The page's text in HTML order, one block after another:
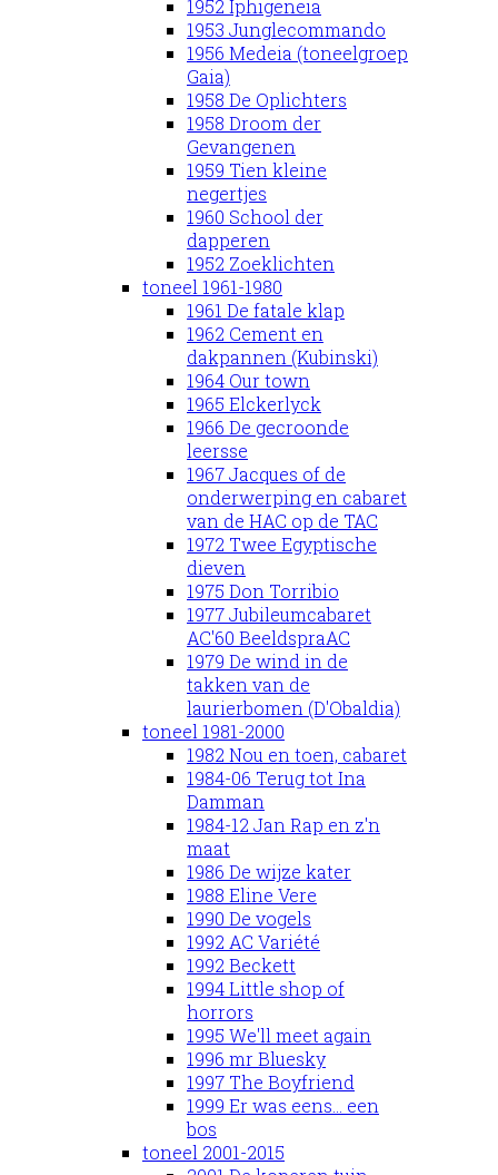
1952 Iphigeneia
1953 Junglecommando
1956 Medeia (toneelgroep
Gaia)
1958 De Oplichters
1958 Droom der
Gevangenen
1959 Tien kleine
negertjes
1960 School der
dapperen
1952 Zoeklichten
toneel 1961-1980
1961 De fatale klap
1962 Cement en
dakpannen (Kubinski)
1964 Our town
1965 Elckerlyck
1966 De gecroonde
leersse
1967 Jacques of de
onderwerping en cabaret
van de HAC op de TAC
1972 Twee Egyptische
dieven
1975 Don Torribio
1977 Jubileumcabaret
AC'60 BeeldspraAC
1979 De wind in de
takken van de
laurierbomen (D'Obaldia)
toneel 1981-2000
1982 Nou en toen, cabaret
1984-06 Terug tot Ina
Damman
1984-12 Jan Rap en z'n
maat
1986 De wijze kater
1988 Eline Vere
1990 De vogels
1992 AC Variété
1992 Beckett
1994 Little shop of
horrors
1995 We'll meet again
1996 mr Bluesky
1997 The Boyfriend
1999 Er was eens... een
bos
toneel 2001-2015